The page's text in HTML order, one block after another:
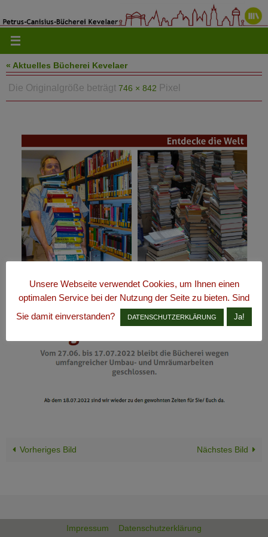
Inhalt
springen
« Aktuelles Bücherei Kevelaer
Die Originalgröße beträgt 746 × 842 Pixel
Vorheriges Bild Nächstes Bild
Impressum Datenschutzerklärung
Unsere Webseite verwendet Cookies, um Ihnen einen
optimalen Service bei der Nutzung der Seite zu bieten. Sind
Sie damit einverstanden?
DATENSCHUTZERKLÄRUNG Ja!